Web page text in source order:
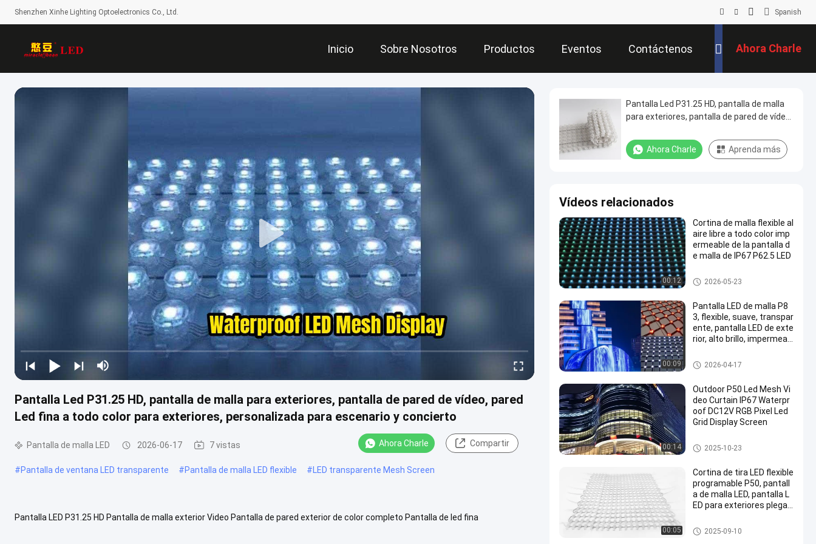
Shenzhen Xinhe Lighting Optoelectronics Co., Ltd. Spanish
Inicio Sobre Nosotros Productos Eventos Contáctenos Ahora Charle
Pantalla Led P31.25 HD, pantalla de malla para exteriores, pantalla de pared de vídeo, pared
Led fina a todo color para exteriores, personalizada para escenario y concierto
Pantalla de malla LED 2026-06-17 7 vistas Ahora Charle Compartir
#Pantalla de ventana LED transparente #Pantalla de malla LED flexible #LED transparente Mesh Screen
Pantalla LED P31.25 HD Pantalla de malla exterior Video Pantalla de pared exterior de color completo Pantalla de led fina
Pantalla Led P31.25 HD, pantalla de malla
para exteriores, pantalla de pared de vídeo,
personalizada para escenario y concierto
Ahora Charle Aprenda más
Vídeos relacionados
00:12
Cortina de malla flexible al
aire libre a todo color imp
ermeable de la pantalla d
e malla de IP67 P62.5 LED
Pantalla de malla LED
2026-05-23
00:09
Pantalla LED de malla P8
3, flexible, suave, transpar
ente, pantalla LED de exte
rior, alto brillo, impermeab
para fachada de edificio,
pared multimedia, fondo
blicitaria
Pantalla de malla LED
2026-04-17
00:14
Outdoor P50 Led Mesh Vi
deo Curtain IP67 Waterpr
oof DC12V RGB Pixel Led
Grid Display Screen
Pantalla de malla LED
2025-10-23
00:05
Cortina de tira LED flexible
programable P50, pantall
a de malla LED, pantalla L
ED para exteriores plegab
Pantalla de malla LED
2025-09-10